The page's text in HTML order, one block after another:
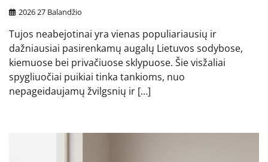
2026 27 Balandžio
Tujos neabejotinai yra vienas populiariausių ir
dažniausiai pasirenkamų augalų Lietuvos sodybose,
kiemuose bei privačiuose sklypuose. Šie visžaliai
spygliuočiai puikiai tinka tankioms, nuo
nepageidaujamų žvilgsnių ir […]